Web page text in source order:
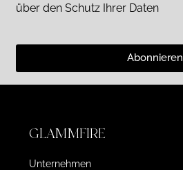
über den Schutz Ihrer Daten
Abonnieren
GLAMMFIRE
Unternehmen